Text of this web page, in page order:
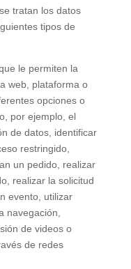
tratan los datos
tipos de
le permiten la
web, plataforma o
opciones o
por ejemplo, el
de datos, identificar
restringido,
un pedido, realizar
realizar la solicitud
evento, utilizar
navegación,
de videos o
de redes